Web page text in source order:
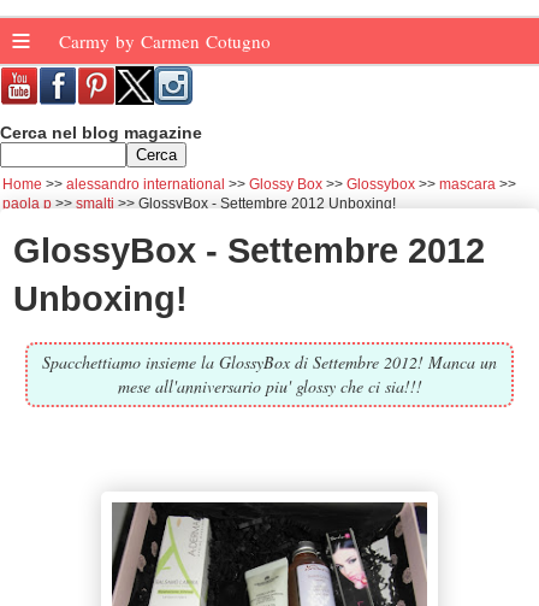
≡ Carmy by Carmen Cotugno
Cerca nel blog magazine
Home alessandro international Glossy Box Glossybox
mascara
paola p
smalti GlossyBox - Settembre 2012 Unboxing!
GlossyBox - Settembre 2012
Unboxing!
Spacchettiamo insieme la GlossyBox di Settembre 2012! Manca un
mese all'anniversario piu' glossy che ci sia!!!